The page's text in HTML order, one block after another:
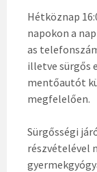
Hétköznap
napokon a
as
illetve sürgős
mentőautót
megfelelően.
Sürgősségi
részvételével